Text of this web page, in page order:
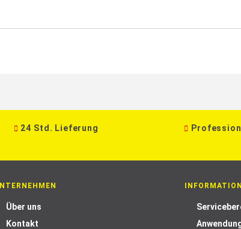
24 Std. Lieferung
Über uns
Kontakt
INFORMATION